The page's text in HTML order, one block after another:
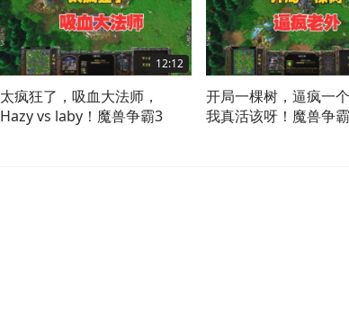
12:12
太疯狂了，吸血大法师，
Hazy vs laby！魔兽争霸3
开局一棵树，逼疯一
我真活该呀！魔兽争